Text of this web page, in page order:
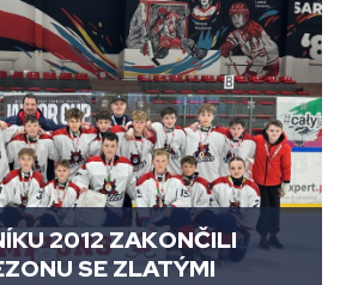
2012 ZAKONČILI
SE ZLATÝMI